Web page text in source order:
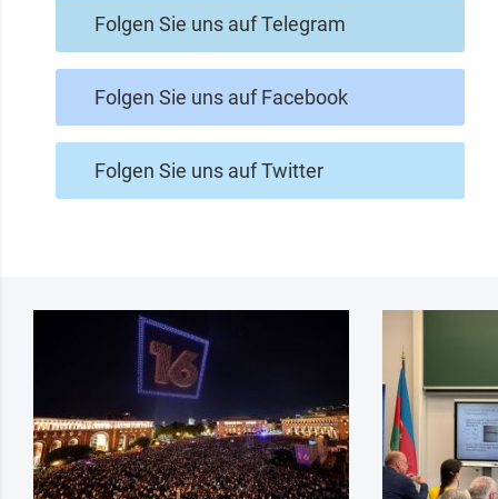
Folgen Sie uns auf Telegram
Folgen Sie uns auf Facebook
Folgen Sie uns auf Twitter